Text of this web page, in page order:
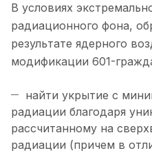
В условиях
радиационного фона,
результате ядерного
модификации 601-
найти укрытие с
радиации благодаря
рассчитанному на
радиации (причем в